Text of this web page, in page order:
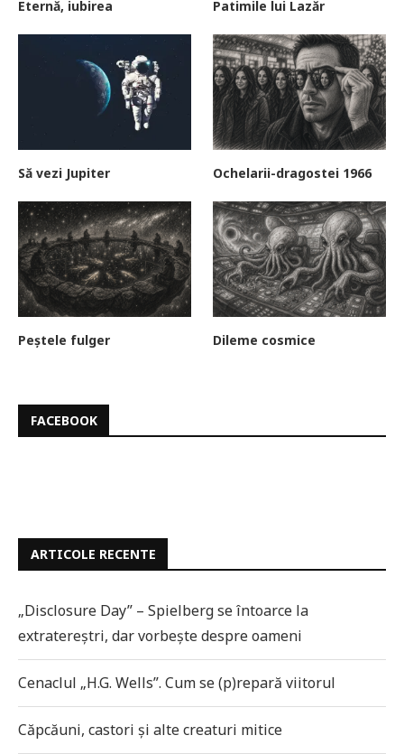
Eternă, iubirea Patimile lui Lazăr
Să vezi Jupiter Ochelarii-dragostei 1966
Peștele fulger Dileme cosmice
FACEBOOK
ARTICOLE RECENTE
„Disclosure Day” – Spielberg se întoarce la
extratereștri, dar vorbește despre oameni
Cenaclul „H.G. Wells”. Cum se (p)repară viitorul
Căpcăuni, castori și alte creaturi mitice